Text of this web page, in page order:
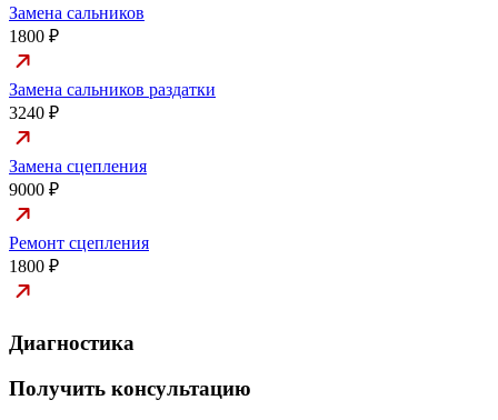
Замена сальников
1800 ₽
Замена сальников раздатки
3240 ₽
Замена сцепления
9000 ₽
Ремонт сцепления
1800 ₽
Диагностика
Получить консультацию